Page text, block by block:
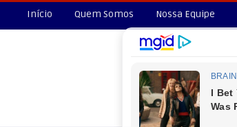
Início Quem Somos Nossa Equipe